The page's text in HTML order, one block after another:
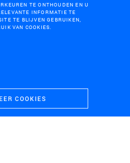
TE ONTHOUDEN EN U
INFORMATIE TE
TE BLIJVEN GEBRUIKEN,
VAN COOKIES.
COOKIES